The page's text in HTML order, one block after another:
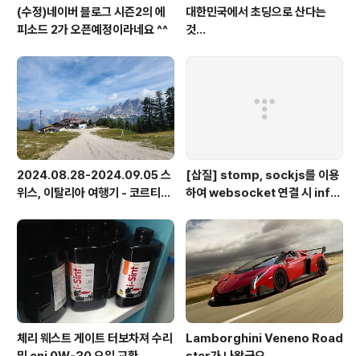
(수정)네이버 블로그 시즌2의 에
피소드 2가 오픈예정이라네요 ^^
대한민국에서 초딩으로 산다는
것...
2024.08.28-2024.09.05 스
위스, 이탈리아 여행기 - 코르티나
스
[삽질] stomp, sockjs를 이용
하여 websocket 연결 시 info
체리 웨스트 게이트 터보차져 수리
Lamborghini Veneno Road